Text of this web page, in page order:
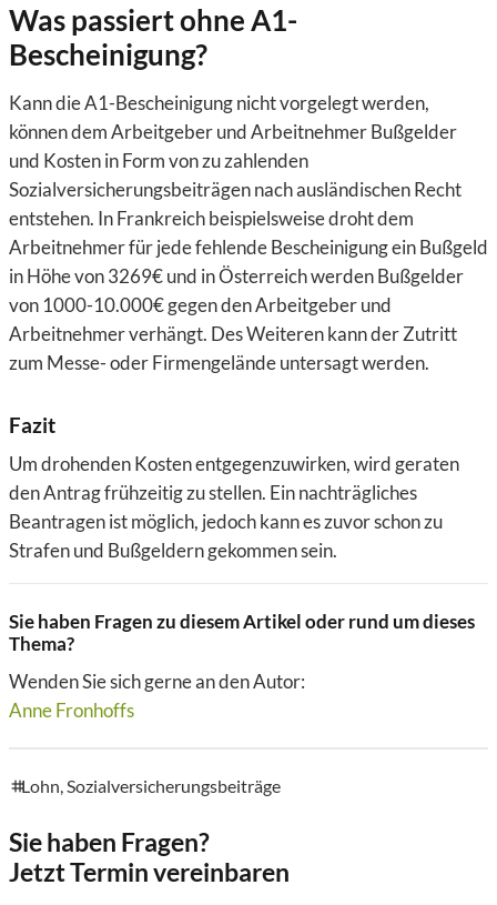
Was passiert ohne A1-
Bescheinigung?
Kann die A1-Bescheinigung nicht vorgelegt werden,
können dem Arbeitgeber und Arbeitnehmer Bußgelder
und Kosten in Form von zu zahlenden
Sozialversicherungsbeiträgen nach ausländischen Recht
entstehen. In Frankreich beispielsweise droht dem
Arbeitnehmer für jede fehlende Bescheinigung ein Bußgeld
in Höhe von 3269€ und in Österreich werden Bußgelder
von 1000-10.000€ gegen den Arbeitgeber und
Arbeitnehmer verhängt. Des Weiteren kann der Zutritt
zum Messe- oder Firmengelände untersagt werden.
Fazit
Um drohenden Kosten entgegenzuwirken, wird geraten
den Antrag frühzeitig zu stellen. Ein nachträgliches
Beantragen ist möglich, jedoch kann es zuvor schon zu
Strafen und Bußgeldern gekommen sein.
Sie haben Fragen zu diesem Artikel oder rund um dieses
Thema?
Wenden Sie sich gerne an den Autor:
Anne Fronhoffs
tags
Lohn Sozialversicherungsbeiträge
Sie haben Fragen?
Jetzt Termin vereinbaren